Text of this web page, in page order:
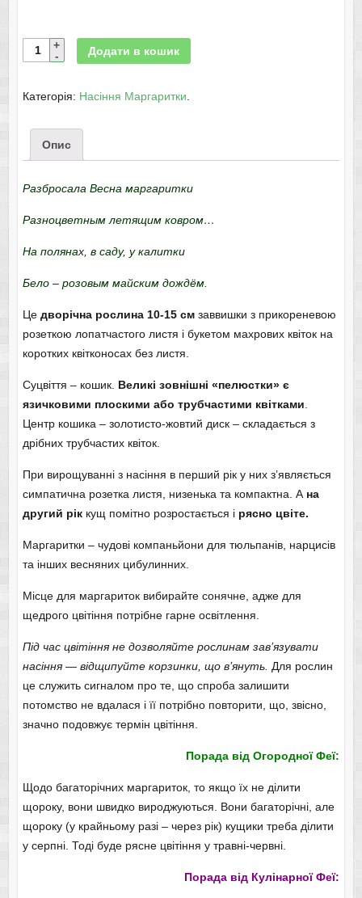
Додати в кошик
Категорія: Насіння Маргаритки
Опис
Разбросала Весна маргаритки
Разноцветным летящим ковром…
На полянах, в саду, у калитки
Бело – розовым майским дождём.
Це дворічна рослина 10-15 смзаввишки з прикореневою
розеткою лопатчастого листя і букетом махрових квіток на
коротких квітконосах без листя.
Суцвіття – кошик. Великі зовнішні «пелюстки» є
язичковими плоскими або трубчастими квітками.
Центр кошика – золотисто-жовтий диск – складається з
дрібних трубчастих квіток.
При вирощуванні з насіння в перший рік у них з’являється
симпатична розетка листя, низенька та компактна. А на
другий ріккущ помітно розростається і рясно цвіте.
Маргаритки – чудові компаньйони для тюльпанів, нарцисів
та інших весняних цибулинних.
Місце для маргариток вибирайте сонячне, адже для
щедрого цвітіння потрібне гарне освітлення.
Під час цвітіння не дозволяйте рослинам зав’язувати
насіння — відщипуйте корзинки, що в’януть. Для рослин
це служить сигналом про те, що спроба залишити
потомство не вдалася і її потрібно повторити, що, звісно, ​​
значно подовжує термін цвітіння.
Порада від Огородної Феї:
Щодо багаторічних маргариток, то якщо їх не ділити
щороку, вони швидко вироджуються. Вони багаторічні, але
щороку (у крайньому разі – через рік) кущики треба ділити
у серпні. Тоді буде рясне цвітіння у травні-червні.
Порада від Кулінарної Феї: